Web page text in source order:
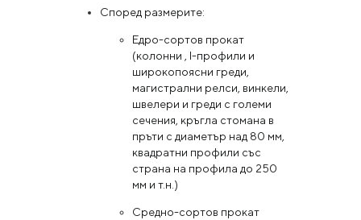
Според размерите:
Едро-сортов прокат
(колонни , I-профили и
широкопоясни греди,
магистрални релси, винкели,
швелери и греди с големи
сечения, кръгла стомана в
пръти с диаметър над 80 мм,
квадратни профили със
страна на профила до 250
мм и т.н.)
Средно-сортов прокат